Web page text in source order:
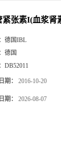
紧张素I(血浆
德国IBL
德国
DB52011
期： 2016-10-20
期： 2026-08-07